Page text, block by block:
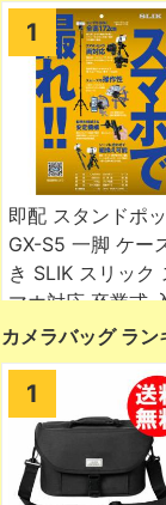
カメラバッグ ラン